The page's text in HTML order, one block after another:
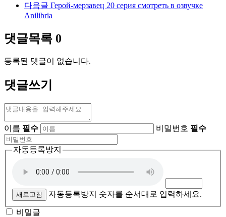
다음글 Герой-мерзавец 20 серия смотреть в озвучке
Anilibria
댓글목록 0
등록된 댓글이 없습니다.
댓글쓰기
이름 필수 비밀번호 필수
자동등록방지
새로고침 자동등록방지 숫자를 순서대로 입력하세요.
비밀글